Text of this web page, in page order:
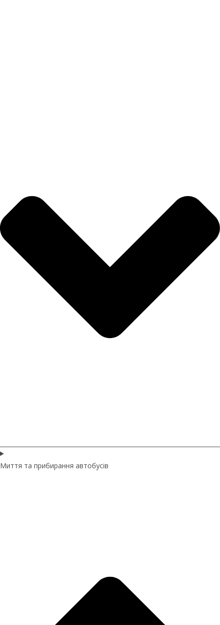
Миття та прибирання автобусів